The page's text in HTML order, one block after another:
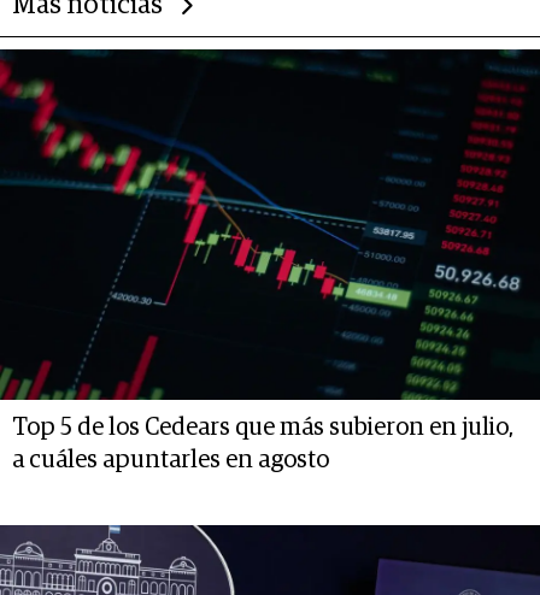
Más noticias
Top 5 de los Cedears que más subieron en julio,
a cuáles apuntarles en agosto